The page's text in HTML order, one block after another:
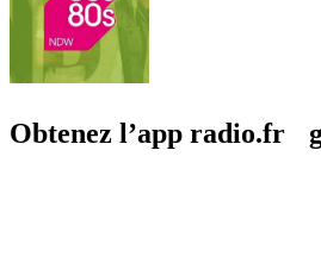
Obtenez l’app radio.fr